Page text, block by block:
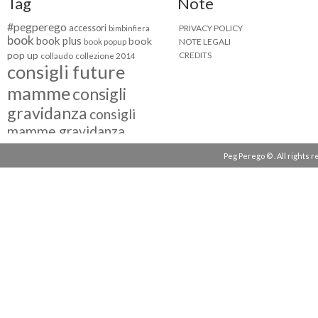
#pegperego accessori bimbinfiera
book book plus book popup book
pop up collaudo collezione 2014
consigli future
mammeconsigli
gravidanza consigli
mamme gravidanza
consigli maternità
eventi peg perego
PRIVACY POLICY
NOTE LEGALI
CREDITS
Peg Perego © . All rights